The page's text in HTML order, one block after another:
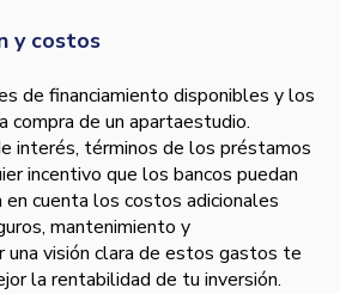
y costos
de financiamiento disponibles y los
compra de un apartaestudio.
interés, términos de los préstamos
incentivo que los bancos puedan
cuenta los costos adicionales
mantenimiento y
una visión clara de estos gastos te
la rentabilidad de tu inversión.